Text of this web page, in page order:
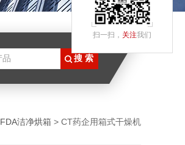
FDA洁净烘箱 > CT药企用箱式干燥机
扫一扫， 关注我们